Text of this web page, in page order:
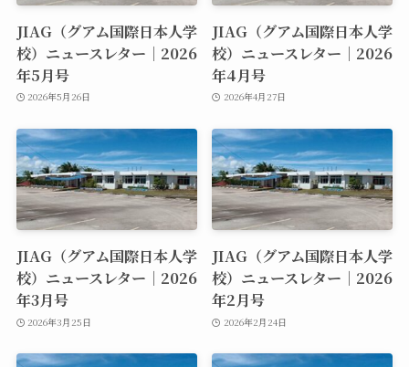
JIAG（グアム国際日本人学
校）ニュースレター｜2026
年5月号
2026年5月26日
JIAG（グアム国際日本人学
校）ニュースレター｜2026
年4月号
2026年4月27日
JIAG（グアム国際日本人学
校）ニュースレター｜2026
年3月号
2026年3月25日
JIAG（グアム国際日本人学
校）ニュースレター｜2026
年2月号
2026年2月24日